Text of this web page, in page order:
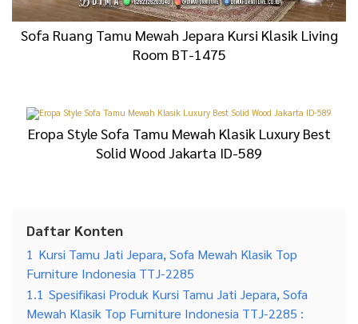
Sofa Ruang Tamu Mewah Jepara Kursi Klasik Living
Room BT-1475
Eropa Style Sofa Tamu Mewah Klasik Luxury Best
Solid Wood Jakarta ID-589
Daftar Konten
1 Kursi Tamu Jati Jepara, Sofa Mewah Klasik Top
Furniture Indonesia TTJ-2285
1.1 Spesifikasi Produk Kursi Tamu Jati Jepara, Sofa
Mewah Klasik Top Furniture Indonesia TTJ-2285 :